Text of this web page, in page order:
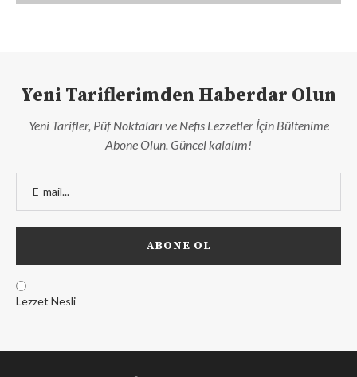
Yeni Tariflerimden Haberdar Olun
Yeni Tarifler, Püf Noktaları ve Nefis Lezzetler İçin Bültenime
Abone Olun. Güncel kalalım!
Lezzet Nesli